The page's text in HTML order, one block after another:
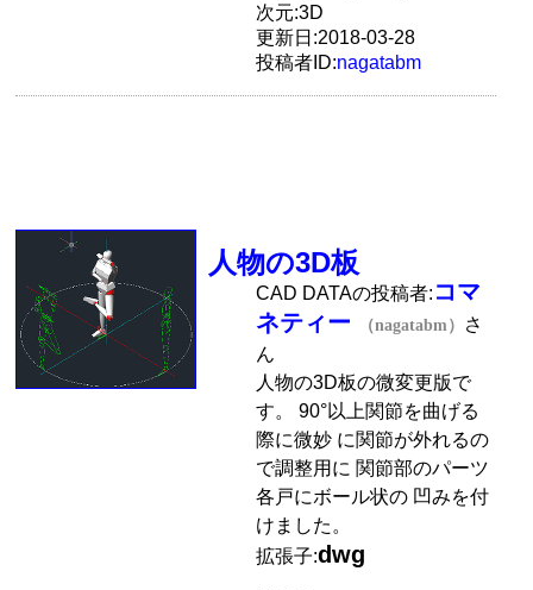
次元:3D
更新日:2018-03-28
投稿者ID:nagatabm
人物の3D板
CAD DATAの投稿者: コマ
ネティー
（nagatabm）
さ
ん
人物の3D板の微変更版で
す。 90°以上関節を曲げる
際に微妙 に関節が外れるの
で調整用に 関節部のパーツ
各戸にボール状の 凹みを付
けました。
拡張子:dwg